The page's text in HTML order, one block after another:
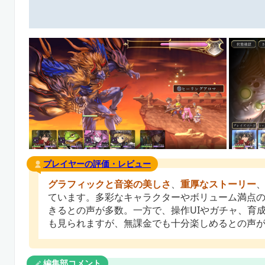
プレイヤーの評価・レビュー
グラフィックと音楽の美しさ、 重厚なストーリー、
ています。多彩なキャラクターやボリューム満点
きるとの声が多数。一方で、操作UIやガチャ、育
も見られますが、無課金でも十分楽しめるとの声
編集部コメント